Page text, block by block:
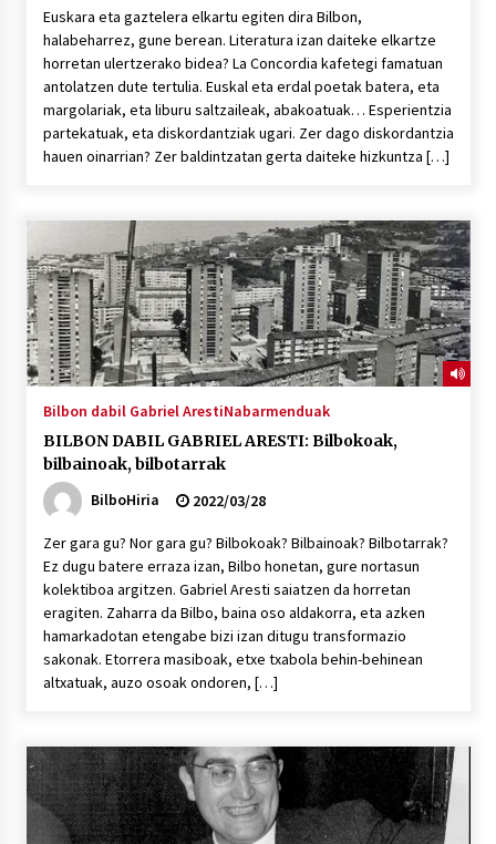
Euskara eta gaztelera elkartu egiten dira Bilbon,
halabeharrez, gune berean. Literatura izan daiteke elkartze
horretan ulertzerako bidea? La Concordia kafetegi famatuan
antolatzen dute tertulia. Euskal eta erdal poetak batera, eta
margolariak, eta liburu saltzaileak, abakoatuak… Esperientzia
partekatuak, eta diskordantziak ugari. Zer dago diskordantzia
hauen oinarrian? Zer baldintzatan gerta daiteke hizkuntza […]
Bilbon dabil Gabriel ArestiNabarmenduak
BILBON DABIL GABRIEL ARESTI: Bilbokoak,
bilbainoak, bilbotarrak
BilboHiria
2022/03/28
Zer gara gu? Nor gara gu? Bilbokoak? Bilbainoak? Bilbotarrak?
Ez dugu batere erraza izan, Bilbo honetan, gure nortasun
kolektiboa argitzen. Gabriel Aresti saiatzen da horretan
eragiten. Zaharra da Bilbo, baina oso aldakorra, eta azken
hamarkadotan etengabe bizi izan ditugu transformazio
sakonak. Etorrera masiboak, etxe txabola behin-behinean
altxatuak, auzo osoak ondoren, […]